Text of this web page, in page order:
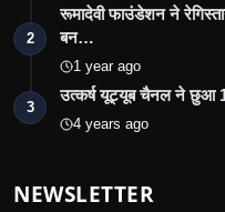
2
रूमादेवी फाउंडेशन ने
बन…
1 year ago
3
उत्कर्ष यूट्यूब चैनल ने छुआ 1
4 years ago
NEWSLETTER